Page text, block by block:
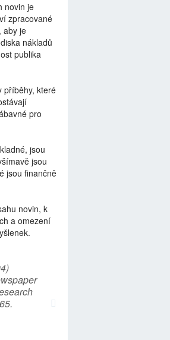
novin je
zpracované
aby je
nákladů
publika
příběhy, které
pro
jsou
jsou
jsou finančně
novin, k
a omezení